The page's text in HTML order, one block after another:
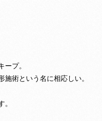
ープ。
施術という名に相応しい。